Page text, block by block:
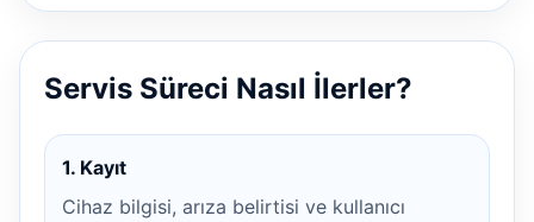
Servis Süreci Nasıl İlerler?
1. Kayıt
Cihaz bilgisi, arıza belirtisi ve kullanıcı